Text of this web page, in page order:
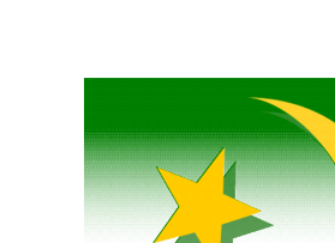
grande